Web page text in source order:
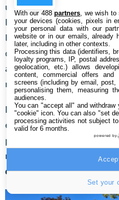
un carré de 2 pixels sur 2
lumière, ce qui est
les conditions d’éclairage
dans une pièce sombre par
au final une définition
mégapixels.
Et pour prendre en photo
exemple,le capteur grand
présent. Mais, cette fois, il
rapport aux Pixel de l’année
désormais des clichés en
With our 488partners , we wish
your devices (cookies, pixels in
your personal data with our
website or in our emails, already
later, including in other contexts.
Processing this data (identifiers,
loyalty programs, IP, postal
geolocation, etc.) allows
content, commercial offers
screens (including by email, post,
personalising them, measuring
audiences.
You can "accept all" and
"cookie" icon. You can also "set
processing activities not subject
valid for 6 months.
powered by
Set your